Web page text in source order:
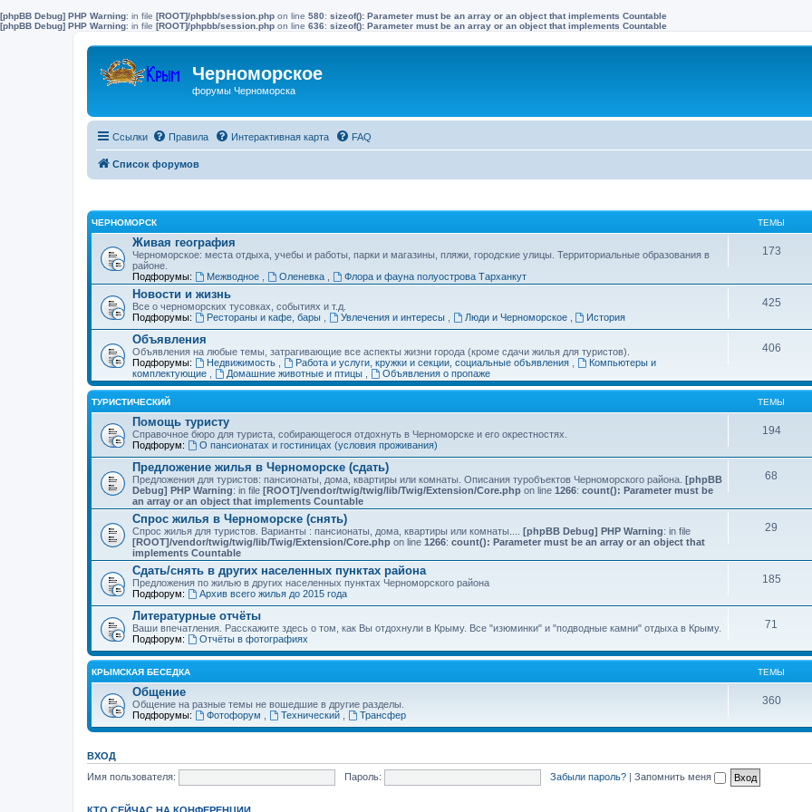
[phpBB Debug] PHP Warning: in file [ROOT]/phpbb/session.php on line 580: sizeof(): Parameter must be an array or an object that implements Countable
[phpBB Debug] PHP Warning: in file [ROOT]/phpbb/session.php on line 636: sizeof(): Parameter must be an array or an object that implements Countable
Черноморское
форумы Черноморска
Ссылки Правила Интерактивная карта FAQ
Список форумов
ЧЕРНОМОРСК ТЕМЫ
Живая география
Черноморское: места отдыха, учебы и работы, парки и магазины, пляжи, городские улицы. Территориальные образования в
районе.
Подфорумы:
Межводное Оленевка Флора и фауна полуострова Тарханкут
173
Новости и жизнь
Все о черноморских тусовках, событиях и т.д.
Подфорумы:
Рестораны и кафе, бары Увлечения и интересы Люди и Черноморское История
425
Объявления
Объявления на любые темы, затрагивающие все аспекты жизни города (кроме сдачи жилья для туристов).
Подфорумы:
Недвижимость Работа и услуги, кружки и секции, социальные объявления
Компьютеры и
комплектующие
Домашние животные и птицы Объявления о пропаже
406
ТУРИСТИЧЕСКИЙ ТЕМЫ
Помощь туристу
Справочное бюро для туриста, собирающегося отдохнуть в Черноморске и его окрестностях.
Подфорум:
О пансионатах и гостиницах (условия проживания)
194
Предложение жилья в Черноморске (сдать)
Предложения для туристов: пансионаты, дома, квартиры или комнаты. Описания туробъектов Черноморского района. [phpBB
Debug] PHP Warning: in file [ROOT]/vendor/twig/twig/lib/Twig/Extension/Core.php on line 1266: count(): Parameter must be
an array or an object that implements Countable
68
Спрос жилья в Черноморске (снять)
Спрос жилья для туристов. Варианты : пансионаты, дома, квартиры или комнаты.... [phpBB Debug] PHP Warning: in file
[ROOT]/vendor/twig/twig/lib/Twig/Extension/Core.php on line 1266: count(): Parameter must be an array or an object that
implements Countable
29
Сдать/снять в других населенных пунктах района
Предложения по жилью в других населенных пунктах Черноморского района
Подфорум:
Архив всего жилья до 2015 года
185
Литературные отчёты
Ваши впечатления. Расскажите здесь о том, как Вы отдохнули в Крыму. Все "изюминки" и "подводные камни" отдыха в Крыму.
Подфорум:
Отчёты в фотографиях
71
КРЫМСКАЯ БЕСЕДКА ТЕМЫ
Общение
Общение на разные темы не вошедшие в другие разделы.
Подфорумы:
Фотофорум Технический Трансфер
360
ВХОД
Имя пользователя:
Пароль: Забыли пароль? | Запомнить меня